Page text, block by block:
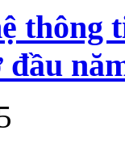
thông